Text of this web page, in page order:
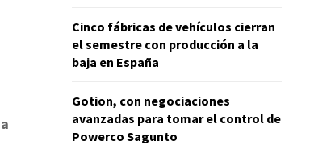
Cinco fábricas de vehículos cierran
el semestre con producción a la
baja en España
Gotion, con negociaciones
avanzadas para tomar el control de
Powerco Sagunto